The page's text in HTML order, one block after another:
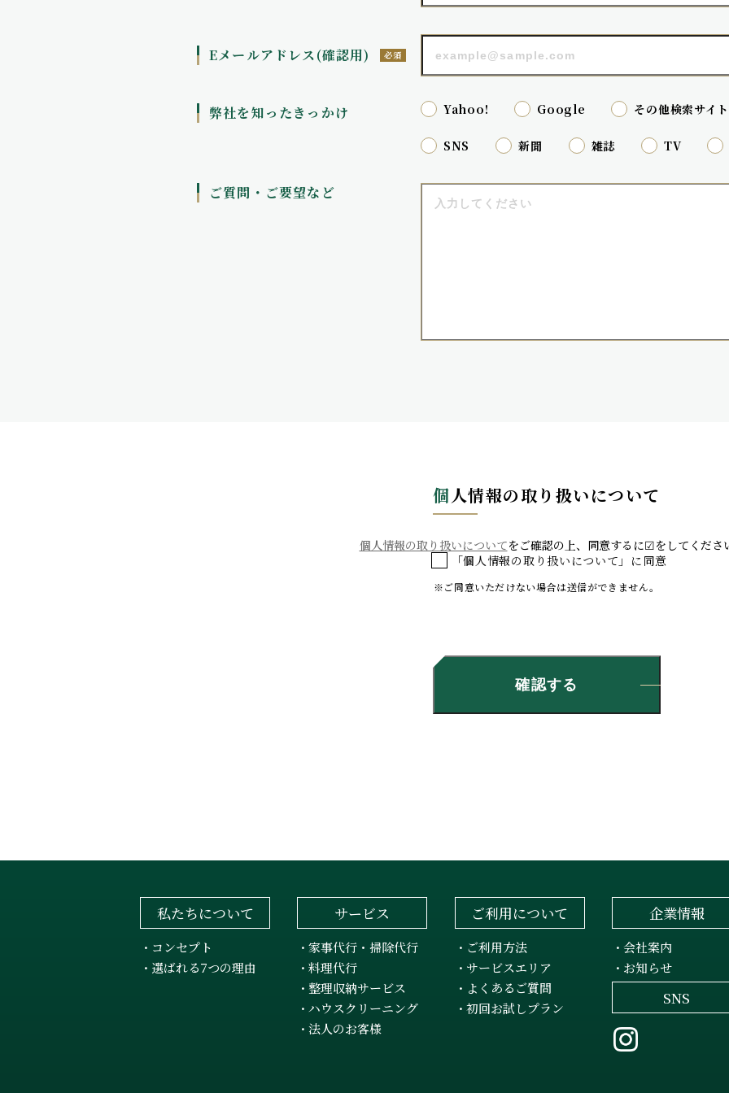
Eメールアドレス(確認用) 必須
弊社を知ったきっかけ Yahoo! Google その他検索サイト
SNS 新聞 雑誌 TV
ご質問・ご要望など
個人情報の取り扱いについて
個人情報の取り扱いについてをご確認の上、同意するに☑をしてくださ
「個人情報の取り扱いについて」に同意
※ご同意いただけない場合は送信ができません。
私たちについて
・ コンセプト
・ 選ばれる7つの理由
サービス
・家事代行・掃除代行
・料理代行
・整理収納サービス
・ハウスクリーニング
・法人のお客様
ご利用について
・ ご利用方法
・ サービスエリア
・ よくあるご質問
・ 初回お試しプラン
企業情報
・ 会社案内
・ お知らせ
SNS